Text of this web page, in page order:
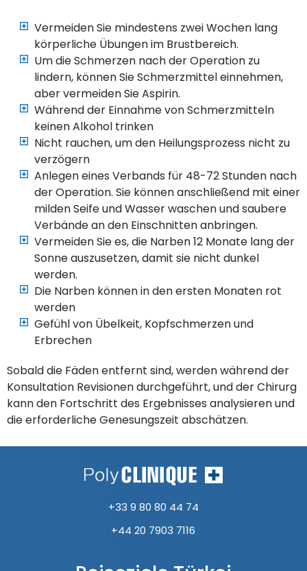
Vermeiden Sie mindestens zwei Wochen lang
körperliche Übungen im Brustbereich.
Um die Schmerzen nach der Operation zu
lindern, können Sie Schmerzmittel einnehmen,
aber vermeiden Sie Aspirin.
Während der Einnahme von Schmerzmitteln
keinen Alkohol trinken
Nicht rauchen, um den Heilungsprozess nicht zu
verzögern
Anlegen eines Verbands für 48-72 Stunden nach
der Operation. Sie können anschließend mit einer
milden Seife und Wasser waschen und saubere
Verbände an den Einschnitten anbringen.
Vermeiden Sie es, die Narben 12 Monate lang der
Sonne auszusetzen, damit sie nicht dunkel
werden.
Die Narben können in den ersten Monaten rot
werden
Gefühl von Übelkeit, Kopfschmerzen und
Erbrechen
Sobald die Fäden entfernt sind, werden während der
Konsultation Revisionen durchgeführt, und der Chirurg
kann den Fortschritt des Ergebnisses analysieren und
die erforderliche Genesungszeit abschätzen.
+33 9 80 80 44 74
+44 20 7903 7116